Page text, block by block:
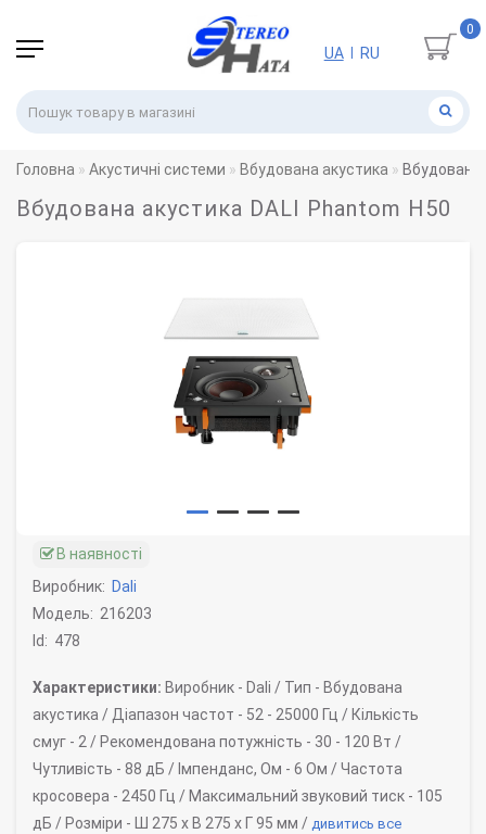
0
UA RU
Головна Акустичні системи Вбудована акустика Вбудована
Вбудована акустика DALI Phantom H50
В наявності
Виробник: Dali
Модель: 216203
Id: 478
Характеристики: Виробник - Dali / Тип - Вбудована
акустика /Діапазон частот - 52 - 25000 Гц / Кількість
смуг - 2 / Рекомендована потужність - 30 - 120 Вт /
Чутливість - 88 дБ / Імпенданс, Ом - 6 Ом /Частота
кросовера - 2450 Гц / Максимальний звуковий тиск - 105
дБ / Розміри - Ш 275 x В 275 х Г 95 мм / дивитись все